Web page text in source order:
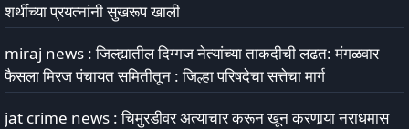
शर्थीच्या प्रयत्नांनी सुखरूप खाली
miraj news : जिल्ह्यातील दिग्गज नेत्यांच्या ताकदीची लढत: मंगळवार
फैसला मिरज पंचायत समितीतून : जिल्हा परिषदेचा सत्तेचा मार्ग
jat crime news : चिमुरडीवर अत्याचार करून खून करणार्‍या नराधमास